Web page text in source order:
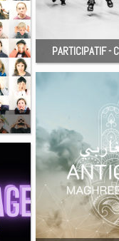
PARTICIPATIF -